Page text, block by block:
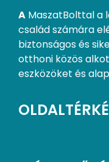
A MaszatBolttal a
család számára
biztonságos és
otthoni közös
eszközöket és